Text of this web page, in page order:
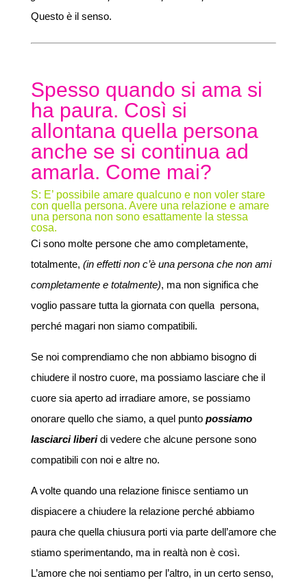
Questo è il senso.
Spesso quando si ama si
ha paura. Così si
allontana quella persona
anche se si continua ad
amarla. Come mai?
S: E’ possibile amare qualcuno e non voler stare
con quella persona. Avere una relazione e amare
una persona non sono esattamente la stessa
cosa.
Ci sono molte persone che amo completamente,
totalmente, (in effetti non c’è una persona che non ami
completamente e totalmente), ma non significa che
voglio passare tutta la giornata con quella persona,
perché magari non siamo compatibili.
Se noi comprendiamo che non abbiamo bisogno di
chiudere il nostro cuore, ma possiamo lasciare che il
cuore sia aperto ad irradiare amore, se possiamo
onorare quello che siamo, a quel punto possiamo
lasciarci liberidi vedere che alcune persone sono
compatibili con noi e altre no.
A volte quando una relazione finisce sentiamo un
dispiacere a chiudere la relazione perché abbiamo
paura che quella chiusura porti via parte dell’amore che
stiamo sperimentando, ma in realtà non è così.
L’amore che noi sentiamo per l’altro, in un certo senso,